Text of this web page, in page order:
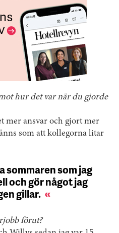
hur det var när du gjorde
mer ansvar och gjort mer
som att kollegorna litar
sommaren som jag
och gör något jag
gillar.
förut?